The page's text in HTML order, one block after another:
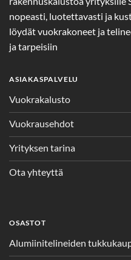
nopeasti, luotettavasti ja
löydät vuokrakoneet ja
ja tarpeisiin
ASIAKASPALVELU
Vuokrakalusto
Vuokrausehdot
Yrityksen tarina
Ota yhteyttä
OSASTOT
Alumiinitelineiden